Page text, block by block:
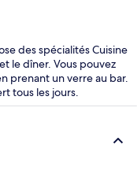
des spécialités Cuisine
le dîner. Vous pouvez
prenant un verre au bar.
tous les jours.